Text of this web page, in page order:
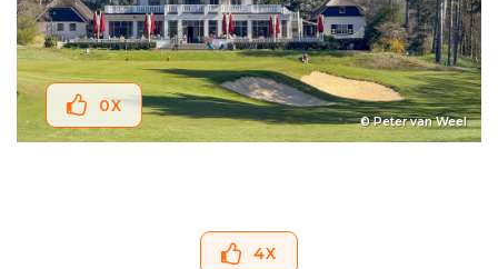
© Peter van Weel
0X
4X